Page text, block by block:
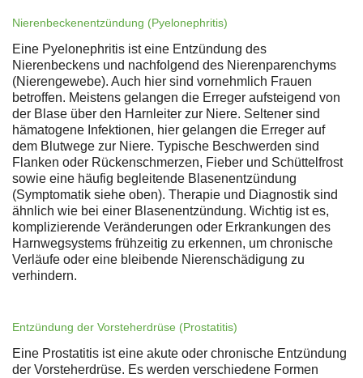
Nierenbeckenentzündung (Pyelonephritis)
Eine Pyelonephritis ist eine Entzündung des
Nierenbeckens und nachfolgend des Nierenparenchyms
(Nierengewebe). Auch hier sind vornehmlich Frauen
betroffen. Meistens gelangen die Erreger aufsteigend von
der Blase über den Harnleiter zur Niere. Seltener sind
hämatogene Infektionen, hier gelangen die Erreger auf
dem Blutwege zur Niere. Typische Beschwerden sind
Flanken oder Rückenschmerzen, Fieber und Schüttelfrost
sowie eine häufig begleitende Blasenentzündung
(Symptomatik siehe oben). Therapie und Diagnostik sind
ähnlich wie bei einer Blasenentzündung. Wichtig ist es,
komplizierende Veränderungen oder Erkrankungen des
Harnwegsystems frühzeitig zu erkennen, um chronische
Verläufe oder eine bleibende Nierenschädigung zu
verhindern.
Entzündung der Vorsteherdrüse (Prostatitis)
Eine Prostatitis ist eine akute oder chronische Entzündung
der Vorsteherdrüse. Es werden verschiedene Formen